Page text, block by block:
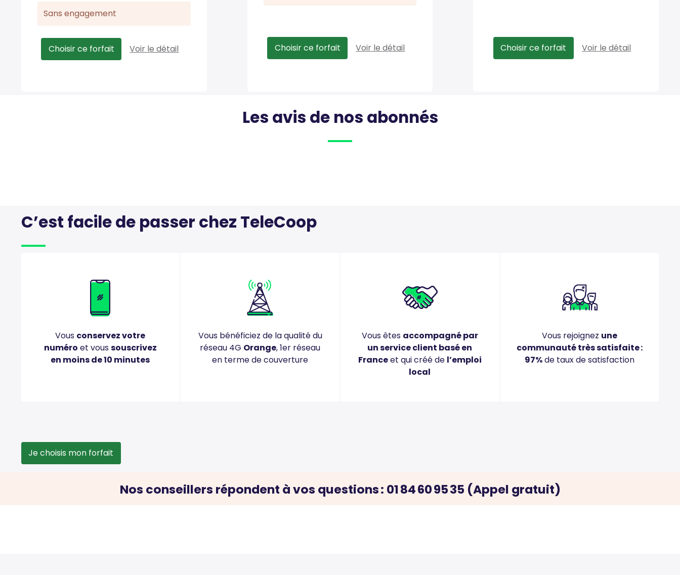
Sans engagement
Choisir ce forfait Voir le détail Choisir ce forfait Voir le détail Choisir ce forfait Voir le détail
Les avis de nos abonnés
C’est facile de passer chez TeleCoop
Vous conservez votre
numéro et voussouscrivez
en moins de 10 minutes
Vous bénéficiez de la qualité du
réseau 4G Orange, 1er réseau
en terme de couverture
Vous êtes accompagné par
un service client basé en
Franceet qui créé de l’emploi
local
Vous rejoignez une
communauté très satisfaite :
97%de taux de satisfaction
Je choisis mon forfait
Nos conseillers répondent à vos questions : 01 84 60 95 35 (Appel gratuit)